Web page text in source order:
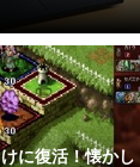
に復活！懐かし